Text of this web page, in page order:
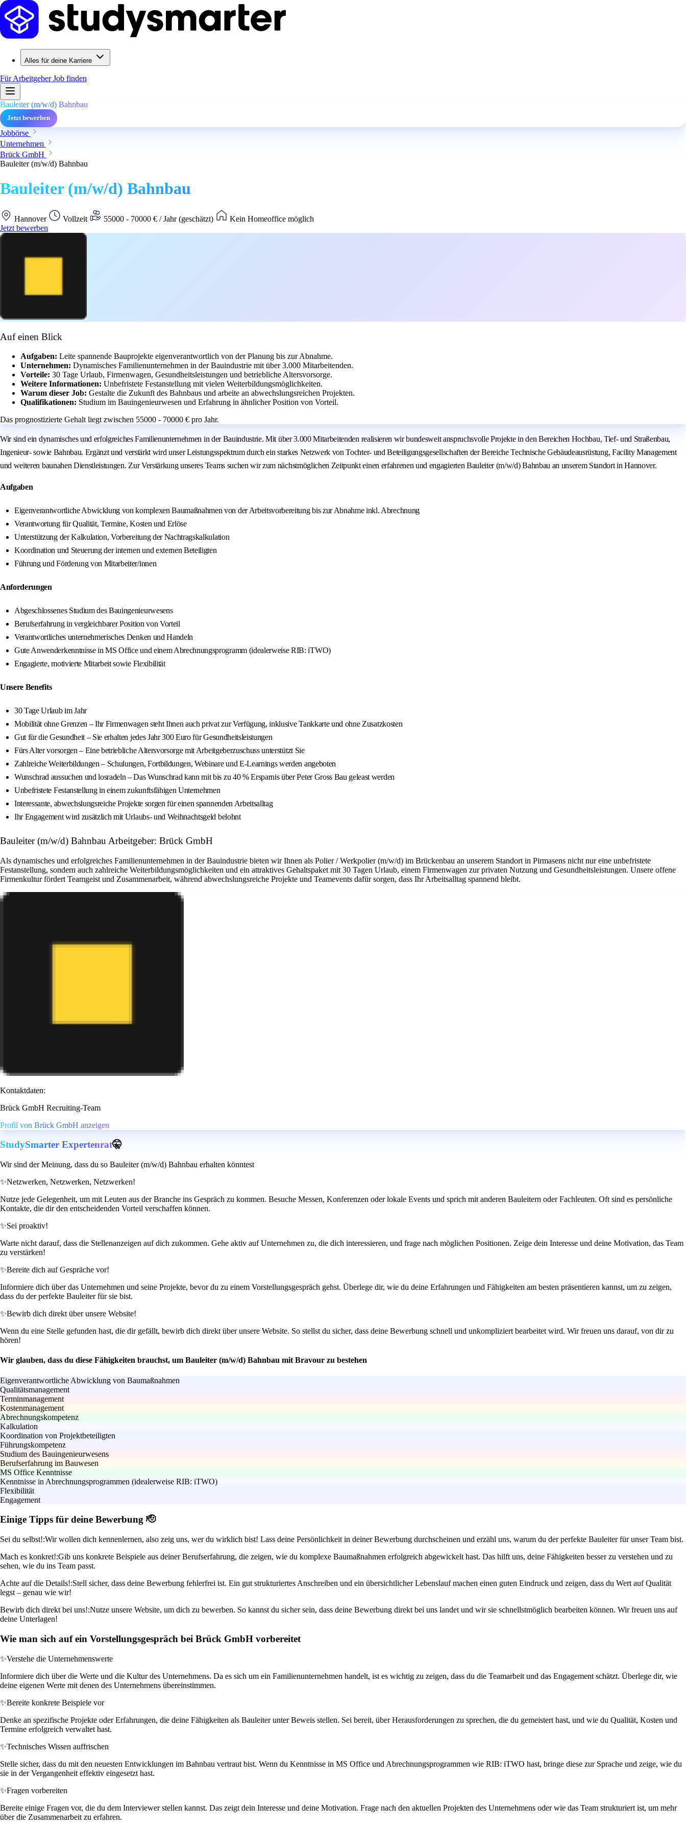
Alles für deine Karriere
Für ArbeitgeberJob finden
Bauleiter (m/w/d) Bahnbau
Jetzt bewerben
Jobbörse
Unternehmen
Brück GmbH
Bauleiter (m/w/d) Bahnbau
Bauleiter (m/w/d) Bahnbau
Hannover Vollzeit 55000 - 70000 € / Jahr (geschätzt)
Kein Homeoffice möglich
Jetzt bewerben
Auf einen Blick
Aufgaben: Leite spannende Bauprojekte eigenverantwortlich von der Planung bis zur Abnahme.
Unternehmen: Dynamisches Familienunternehmen in der Bauindustrie mit über 3.000 Mitarbeitenden.
Vorteile: 30 Tage Urlaub, Firmenwagen, Gesundheitsleistungen und betriebliche Altersvorsorge.
Weitere Informationen: Unbefristete Festanstellung mit vielen Weiterbildungsmöglichkeiten.
Warum dieser Job: Gestalte die Zukunft des Bahnbaus und arbeite an abwechslungsreichen Projekten.
Qualifikationen: Studium im Bauingenieurwesen und Erfahrung in ähnlicher Position von Vorteil.
Das prognostizierte Gehalt liegt zwischen 55000 - 70000 € pro Jahr.
Wir sind ein dynamisches und erfolgreiches Familienunternehmen in der Bauindustrie. Mit über 3.000 Mitarbeitenden realisieren wir bundesweit anspruchsvolle Projekte in den Bereichen Hochbau, Tief- und Straßenbau,
Ingenieur- sowie Bahnbau. Ergänzt und verstärkt wird unser Leistungsspektrum durch ein starkes Netzwerk von Tochter- und Beteiligungsgesellschaften der Bereiche Technische Gebäudeausrüstung, Facility Management
und weiteren baunahen Dienstleistungen. Zur Verstärkung unseres Teams suchen wir zum nächstmöglichen Zeitpunkt einen erfahrenen und engagierten Bauleiter (m/w/d) Bahnbau an unserem Standort in Hannover.
Aufgaben
Eigenverantwortliche Abwicklung von komplexen Baumaßnahmen von der Arbeitsvorbereitung bis zur Abnahme inkl. Abrechnung
Verantwortung für Qualität, Termine, Kosten und Erlöse
Unterstützung der Kalkulation, Vorbereitung der Nachtragskalkulation
Koordination und Steuerung der internen und externen Beteiligten
Führung und Förderung von Mitarbeiter/innen
Anforderungen
Abgeschlossenes Studium des Bauingenieurwesens
Berufserfahrung in vergleichbarer Position von Vorteil
Verantwortliches unternehmerisches Denken und Handeln
Gute Anwenderkenntnisse in MS Office und einem Abrechnungsprogramm (idealerweise RIB: iTWO)
Engagierte, motivierte Mitarbeit sowie Flexibilität
Unsere Benefits
30 Tage Urlaub im Jahr
Mobilität ohne Grenzen – Ihr Firmenwagen steht Ihnen auch privat zur Verfügung, inklusive Tankkarte und ohne Zusatzkosten
Gut für die Gesundheit – Sie erhalten jedes Jahr 300 Euro für Gesundheitsleistungen
Fürs Alter vorsorgen – Eine betriebliche Altersvorsorge mit Arbeitgeberzuschuss unterstützt Sie
Zahlreiche Weiterbildungen – Schulungen, Fortbildungen, Webinare und E‑Learnings werden angeboten
Wunschrad aussuchen und losradeln – Das Wunschrad kann mit bis zu 40 % Ersparnis über Peter Gross Bau geleast werden
Unbefristete Festanstellung in einem zukunftsfähigen Unternehmen
Interessante, abwechslungsreiche Projekte sorgen für einen spannenden Arbeitsalltag
Ihr Engagement wird zusätzlich mit Urlaubs- und Weihnachtsgeld belohnt
Bauleiter (m/w/d) Bahnbau Arbeitgeber: Brück GmbH
Als dynamisches und erfolgreiches Familienunternehmen in der Bauindustrie bieten wir Ihnen als Polier / Werkpolier (m/w/d) im Brückenbau an unserem Standort in Pirmasens nicht nur eine unbefristete
Festanstellung, sondern auch zahlreiche Weiterbildungsmöglichkeiten und ein attraktives Gehaltspaket mit 30 Tagen Urlaub, einem Firmenwagen zur privaten Nutzung und Gesundheitsleistungen. Unsere offene
Firmenkultur fördert Teamgeist und Zusammenarbeit, während abwechslungsreiche Projekte und Teamevents dafür sorgen, dass Ihr Arbeitsalltag spannend bleibt.
Kontaktdaten:
Brück GmbH Recruiting-Team
Profil von Brück GmbH anzeigen
StudySmarter Expertenrat🤫
Wir sind der Meinung, dass du so Bauleiter (m/w/d) Bahnbau erhalten könntest
✨Netzwerken, Netzwerken, Netzwerken!
Nutze jede Gelegenheit, um mit Leuten aus der Branche ins Gespräch zu kommen. Besuche Messen, Konferenzen oder lokale Events und sprich mit anderen Bauleitern oder Fachleuten. Oft sind es persönliche
Kontakte, die dir den entscheidenden Vorteil verschaffen können.
✨Sei proaktiv!
Warte nicht darauf, dass die Stellenanzeigen auf dich zukommen. Gehe aktiv auf Unternehmen zu, die dich interessieren, und frage nach möglichen Positionen. Zeige dein Interesse und deine Motivation, das Team
zu verstärken!
✨Bereite dich auf Gespräche vor!
Informiere dich über das Unternehmen und seine Projekte, bevor du zu einem Vorstellungsgespräch gehst. Überlege dir, wie du deine Erfahrungen und Fähigkeiten am besten präsentieren kannst, um zu zeigen,
dass du der perfekte Bauleiter für sie bist.
✨Bewirb dich direkt über unsere Website!
Wenn du eine Stelle gefunden hast, die dir gefällt, bewirb dich direkt über unsere Website. So stellst du sicher, dass deine Bewerbung schnell und unkompliziert bearbeitet wird. Wir freuen uns darauf, von dir zu
hören!
Wir glauben, dass du diese Fähigkeiten brauchst, um Bauleiter (m/w/d) Bahnbau mit Bravour zu bestehen
Eigenverantwortliche Abwicklung von Baumaßnahmen
Qualitätsmanagement
Terminmanagement
Kostenmanagement
Abrechnungskompetenz
Kalkulation
Koordination von Projektbeteiligten
Führungskompetenz
Studium des Bauingenieurwesens
Berufserfahrung im Bauwesen
MS Office Kenntnisse
Kenntnisse in Abrechnungsprogrammen (idealerweise RIB: iTWO)
Flexibilität
Engagement
Einige Tipps für deine Bewerbung 🫡
Sei du selbst!:Wir wollen dich kennenlernen, also zeig uns, wer du wirklich bist! Lass deine Persönlichkeit in deiner Bewerbung durchscheinen und erzähl uns, warum du der perfekte Bauleiter für unser Team bist.
Mach es konkret!:Gib uns konkrete Beispiele aus deiner Berufserfahrung, die zeigen, wie du komplexe Baumaßnahmen erfolgreich abgewickelt hast. Das hilft uns, deine Fähigkeiten besser zu verstehen und zu
sehen, wie du ins Team passt.
Achte auf die Details!:Stell sicher, dass deine Bewerbung fehlerfrei ist. Ein gut strukturiertes Anschreiben und ein übersichtlicher Lebenslauf machen einen guten Eindruck und zeigen, dass du Wert auf Qualität
legst – genau wie wir!
Bewirb dich direkt bei uns!:Nutze unsere Website, um dich zu bewerben. So kannst du sicher sein, dass deine Bewerbung direkt bei uns landet und wir sie schnellstmöglich bearbeiten können. Wir freuen uns auf
deine Unterlagen!
Wie man sich auf ein Vorstellungsgespräch bei Brück GmbH vorbereitet
✨Verstehe die Unternehmenswerte
Informiere dich über die Werte und die Kultur des Unternehmens. Da es sich um ein Familienunternehmen handelt, ist es wichtig zu zeigen, dass du die Teamarbeit und das Engagement schätzt. Überlege dir, wie
deine eigenen Werte mit denen des Unternehmens übereinstimmen.
✨Bereite konkrete Beispiele vor
Denke an spezifische Projekte oder Erfahrungen, die deine Fähigkeiten als Bauleiter unter Beweis stellen. Sei bereit, über Herausforderungen zu sprechen, die du gemeistert hast, und wie du Qualität, Kosten und
Termine erfolgreich verwaltet hast.
✨Technisches Wissen auffrischen
Stelle sicher, dass du mit den neuesten Entwicklungen im Bahnbau vertraut bist. Wenn du Kenntnisse in MS Office und Abrechnungsprogrammen wie RIB: iTWO hast, bringe diese zur Sprache und zeige, wie du
sie in der Vergangenheit effektiv eingesetzt hast.
✨Fragen vorbereiten
Bereite einige Fragen vor, die du dem Interviewer stellen kannst. Das zeigt dein Interesse und deine Motivation. Frage nach den aktuellen Projekten des Unternehmens oder wie das Team strukturiert ist, um mehr
über die Zusammenarbeit zu erfahren.